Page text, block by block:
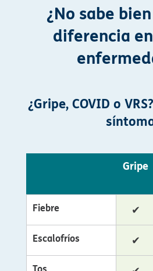
¿No sabe
diferencia
¿Gripe, COVID o
Gripe​​
Fiebre​​ ✔​​
Escalofríos​​ ✔​​